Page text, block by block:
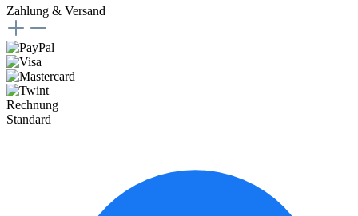
Zahlung & Versand
Rechnung
Standard